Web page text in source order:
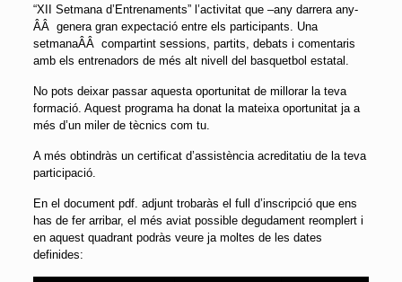
“XII Setmana d’Entrenaments” l’activitat que –any darrera any-
ÂÂ genera gran expectació entre els participants. Una
setmanaÂÂ compartint sessions, partits, debats i comentaris
amb els entrenadors de més alt nivell del basquetbol estatal.
No pots deixar passar aquesta oportunitat de millorar la teva
formació. Aquest programa ha donat la mateixa oportunitat ja a
més d’un miler de tècnics com tu.
A més obtindràs un certificat d’assistència acreditatiu de la teva
participació.
En el document pdf. adjunt trobaràs el full d’inscripció que ens
has de fer arribar, el més aviat possible degudament reomplert i
en aquest quadrant podràs veure ja moltes de les dates
definides: